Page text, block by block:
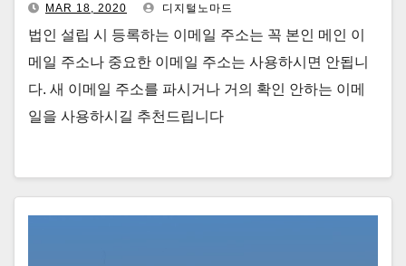
MAR 18, 2020 디지털노마드
법인 설립 시 등록하는 이메일 주소는 꼭 본인 메인 이
메일 주소나 중요한 이메일 주소는 사용하시면 안됩니
다. 새 이메일 주소를 파시거나 거의 확인 안하는 이메
일을 사용하시길 추천드립니다